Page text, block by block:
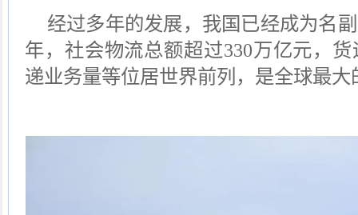
经过多年的发展，我国已经成为名
年，社会物流总额超过330万亿元，
递业务量等位居世界前列，是全球最大